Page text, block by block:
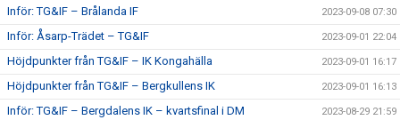
Inför: TG&IF – Brålanda IF 2023-09-08 07:30
Inför: Åsarp-Trädet – TG&IF 2023-09-01 22:04
Höjdpunkter från TG&IF – IK Kongahälla 2023-09-01 16:17
Höjdpunkter från TG&IF – Bergkullens IK 2023-09-01 16:13
Inför: TG&IF – Bergdalens IK – kvartsfinal i DM 2023-08-29 21:59